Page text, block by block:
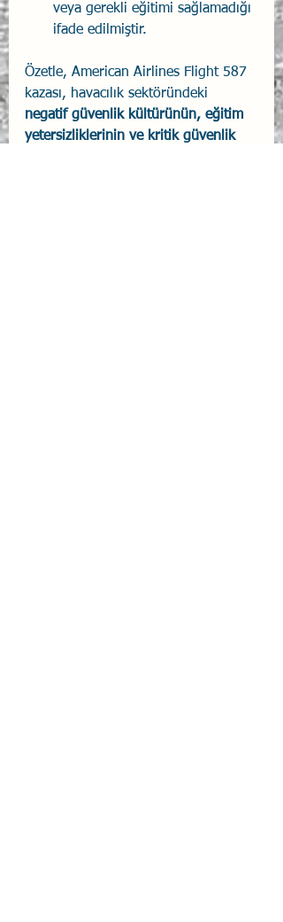
veya gerekli eğitimi sağlamadığı
ifade edilmiştir.
Özetle, American Airlines Flight 587
kazası, havacılık sektöründeki
negatif güvenlik kültürünün, eğitim
yetersizliklerinin ve kritik güvenlik